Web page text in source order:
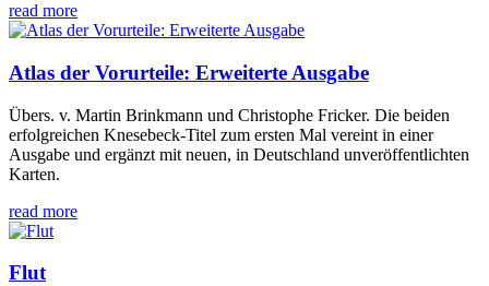
read more
Atlas der Vorurteile: Erweiterte Ausgabe
Übers. v. Martin Brinkmann und Christophe Fricker. Die beiden
erfolgreichen Knesebeck-Titel zum ersten Mal vereint in einer
Ausgabe und ergänzt mit neuen, in Deutschland unveröffentlichten
Karten.
read more
Flut